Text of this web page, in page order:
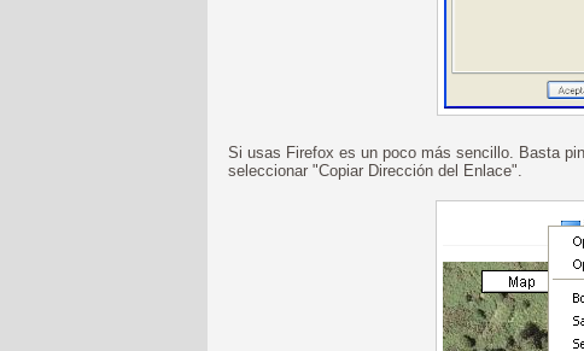
Si usas Firefox es un poco más sencillo. Basta
seleccionar "Copiar Dirección del Enlace".